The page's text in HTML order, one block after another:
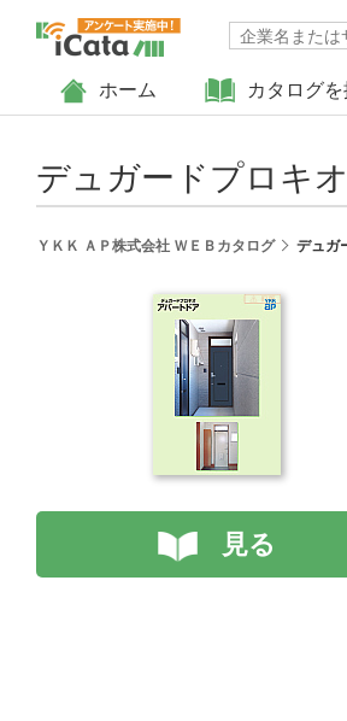
ホーム カタログ
デュガードプロキ
ＹＫＫ ＡＰ株式会社 ＷＥＢカタログ デュガ
見る